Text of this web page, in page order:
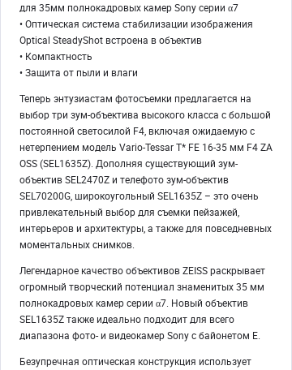
для 35мм полнокадровых камер Sony серии α7
• Оптическая система стабилизации изображения
Optical SteadyShot встроена в объектив
• Компактность
• Защита от пыли и влаги
Теперь энтузиастам фотосъемки предлагается на
выбор три зум-объектива высокого класса с большой
постоянной светосилой F4, включая ожидаемую с
нетерпением модель Vario-Tessar T* FE 16-35 мм F4 ZA
OSS (SEL1635Z). Дополняя существующий зум-
объектив SEL2470Z и телефото зум-объектив
SEL70200G, широкоугольный SEL1635Z – это очень
привлекательный выбор для съемки пейзажей,
интерьеров и архитектуры, а также для повседневных
моментальных снимков.
Легендарное качество объективов ZEISS раскрывает
огромный творческий потенциал знаменитых 35 мм
полнокадровых камер серии α7. Новый объектив
SEL1635Z также идеально подходит для всего
диапазона фото- и видеокамер Sony с байонетом E.
Безупречная оптическая конструкция использует